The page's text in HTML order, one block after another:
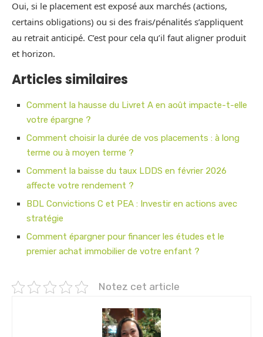
Oui, si le placement est exposé aux marchés (actions,
certains obligations) ou si des frais/pénalités s’appliquent
au retrait anticipé. C’est pour cela qu’il faut aligner produit
et horizon.
Articles similaires
Comment la hausse du Livret A en août impacte-t-elle
votre épargne ?
Comment choisir la durée de vos placements : à long
terme ou à moyen terme ?
Comment la baisse du taux LDDS en février 2026
affecte votre rendement ?
BDL Convictions C et PEA : Investir en actions avec
stratégie
Comment épargner pour financer les études et le
premier achat immobilier de votre enfant ?
Notez cet article